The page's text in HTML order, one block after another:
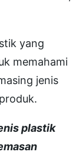
yang
memahami
jenis
plastik